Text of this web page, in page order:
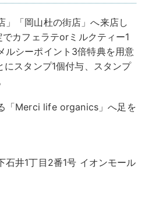
」「岡山杜の街店」へ来店し
カフェラテorミルクティー1
ルシーポイント3倍特典を用意
スタンプ1個付与、スタンプ
「Merci life organics」へ足を
石井1丁目2番1号 イオンモール